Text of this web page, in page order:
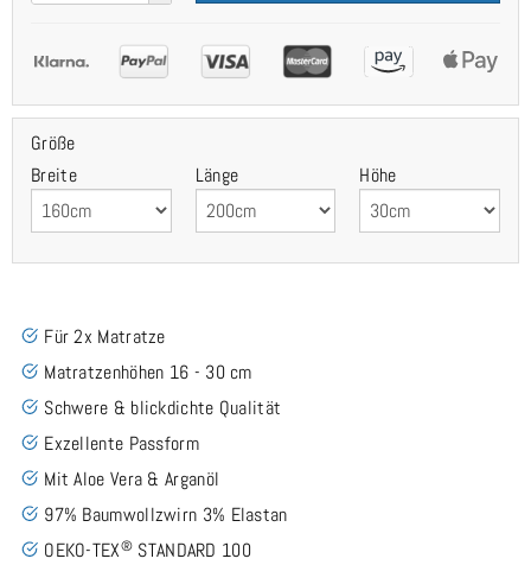
Größe
Breite
Länge Höhe
Für 2x Matratze
Matratzenhöhen 16 - 30 cm
Schwere & blickdichte Qualität
Exzellente Passform
Mit Aloe Vera & Arganöl
97% Baumwollzwirn 3% Elastan
OEKO-TEX® STANDARD 100